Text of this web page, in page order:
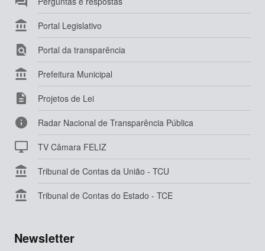
 Portal Legislativo
 Portal da transparência
 Prefeitura Municipal
 Projetos de Lei
 Radar Nacional de Transparência Pública
 TV Câmara FELIZ
 Tribunal de Contas da União - TCU
 Tribunal de Contas do Estado - TCE
Newsletter